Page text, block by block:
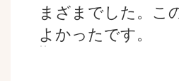
まざまでした。こ
よかったです。